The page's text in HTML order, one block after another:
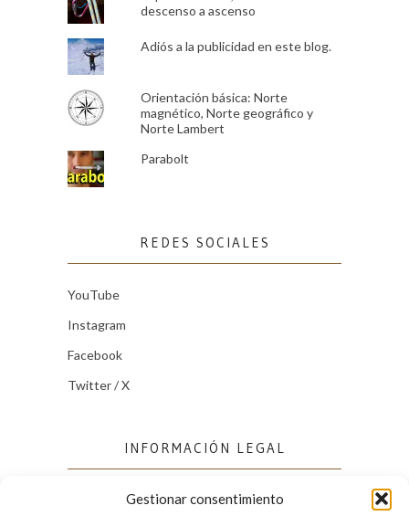
Gestionar consentimiento
descenso a ascenso
Adiós a la publicidad en este blog.
Orientación básica: Norte
magnético, Norte geográfico y
Norte Lambert
Parabolt
REDES SOCIALES
YouTube
Instagram
Facebook
Twitter / X
INFORMACIÓN LEGAL
Política de cookies (UE)